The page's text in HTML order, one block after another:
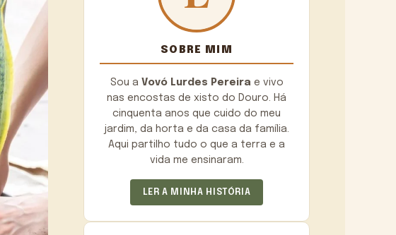
SOBRE MIM
Sou a Vovó Lurdes Pereirae vivo
nas encostas de xisto do Douro. Há
cinquenta anos que cuido do meu
jardim, da horta e da casa da família.
Aqui partilho tudo o que a terra e a
vida me ensinaram.
LER A MINHA HISTÓRIA